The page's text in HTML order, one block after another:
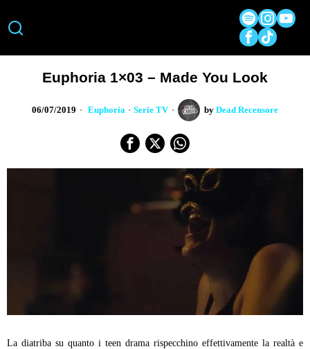
Euphoria 1×03 – Made You Look
06/07/2019 Euphoria · Serie TV by Dead Recensore
La diatriba su quanto i teen drama rispecchino effettivamente la realtà e